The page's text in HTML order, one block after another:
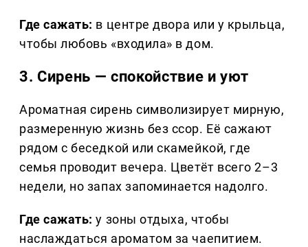
Где сажать: в центре двора или у крыльца,
чтобы любовь «входила» в дом.
3. Сирень — спокойствие и уют
Ароматная сирень символизирует мирную,
размеренную жизнь без ссор. Её сажают
рядом с беседкой или скамейкой, где
семья проводит вечера. Цветёт всего 2–3
недели, но запах запоминается надолго.
Где сажать: у зоны отдыха, чтобы
наслаждаться ароматом за чаепитием.